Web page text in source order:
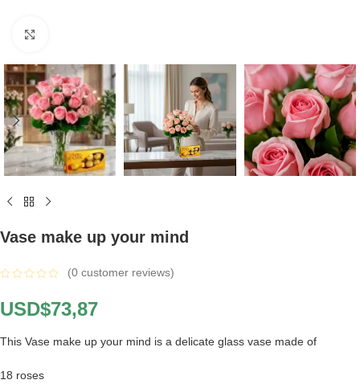
Vase make up your mind
(0 customer reviews)
USD$73,87
This Vase make up your mind is a delicate glass vase made of
18 roses